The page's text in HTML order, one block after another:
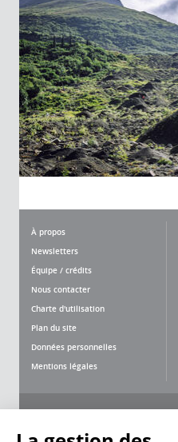
À propos
Newsletters
Équipe / crédits
Nous contacter
Charte d'utilisation
Plan du site
Données personnelles
Mentions légales